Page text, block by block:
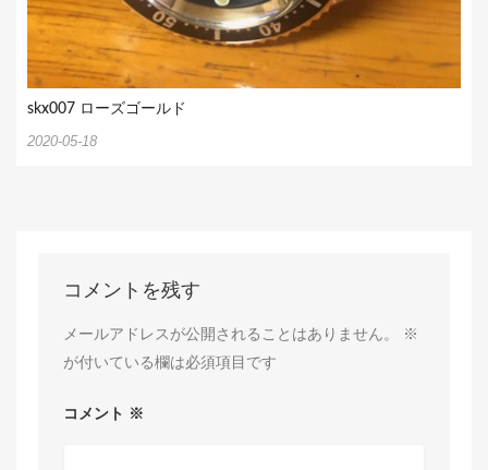
skx007 ローズゴールド
2020-05-18
コメントを残す
メールアドレスが公開されることはありません。
※
が付いている欄は必須項目です
コメント ※